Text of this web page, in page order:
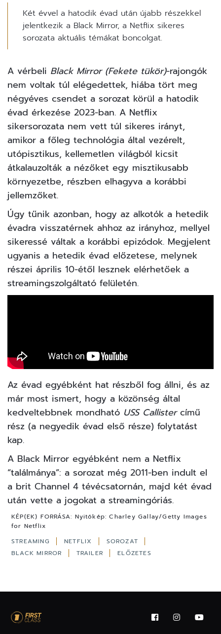
Két évvel a hatodik évad után újabb részekkel
jelentkezik a Black Mirror, a Netflix sikeres
sorozata aktuális témákat boncolgat.
A vérbeli Black Mirror (Fekete tükör)-rajongók
nem voltak túl elégedettek, hiába tört meg
négyéves csendet a sorozat körül a hatodik
évad érkezése 2023-ban. A Netflix
sikersorozata nem vett túl sikeres irányt,
amikor a főleg technológia által vezérelt,
utópisztikus, kellemetlen világból kicsit
átkalauzolták a nézőket egy misztikusabb
környezetbe, részben elhagyva a korábbi
jellemzőket.
Úgy tűnik azonban, hogy az alkotók a hetedik
évadra visszatérnek ahhoz az irányhoz, mellyel
sikeressé váltak a korábbi epizódok. Megjelent
ugyanis a hetedik évad előzetese, melynek
részei április 10-étől lesznek elérhetőek a
streamingszolgáltató felületén.
Az évad egyébként hat részből fog állni, és az
már most ismert, hogy a közönség által
kedveltebbnek mondható USS Callistercímű
rész (a negyedik évad első része) folytatást
kap.
A Black Mirror egyébként nem a Netflix
“találmánya”: a sorozat még 2011-ben indult el
a brit Channel 4 tévécsatornán, majd két évad
után vette a jogokat a streamingóriás.
KÉP(EK) FORRÁSA: Nyitókép: Charley Gallay/Getty Images
for Netflix
STREAMING
NETFLIX
SOROZAT
BLACK MIRROR
TRAILER ELŐZETES